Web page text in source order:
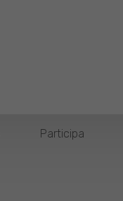
Participa